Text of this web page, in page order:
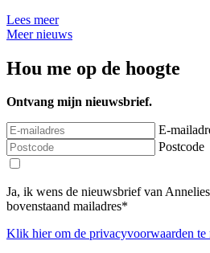
Lees meer
Meer nieuws
Hou me op de hoogte
Ontvang mijn nieuwsbrief.
E-
Postcode
Ja, ik wens de nieuwsbrief van
bovenstaand mailadres*
Klik hierom de privacyvoorwaarden te